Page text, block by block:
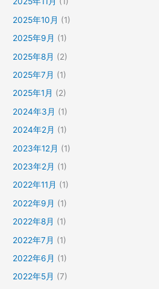
2025年10月 (1)
2025年9月 (1)
2025年8月 (2)
2025年7月 (1)
2025年1月 (2)
2024年3月 (1)
2024年2月 (1)
2023年12月 (1)
2023年2月 (1)
2022年11月 (1)
2022年9月 (1)
2022年8月 (1)
2022年7月 (1)
2022年6月 (1)
2022年5月 (7)